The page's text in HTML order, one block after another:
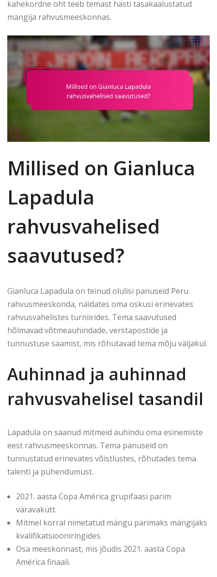
kahekordne oht teeb temast hästi tasakaalustatud
mängija rahvusmeeskonnas.
Millised on Gianluca
Lapadula
rahvusvahelised
saavutused?
Gianluca Lapadula on teinud olulisi panuseid Peru
rahvusmeeskonda, näidates oma oskusi erinevates
rahvusvahelistes turniirides. Tema saavutused
hõlmavad võtmeauhindade, verstapostide ja
tunnustuse saamist, mis rõhutavad tema mõju väljakul.
Auhinnad ja auhinnad
rahvusvahelisel tasandil
Lapadula on saanud mitmeid auhindu oma esinemiste
eest rahvusmeeskonnas. Tema panuseid on
tunnustatud erinevates võistlustes, rõhutades tema
talenti ja pühendumust.
2021. aasta Copa América grupifaasi parim
väravakütt.
Mitmel korral nimetatud mängu parimaks mängijaks
kvalifikatsiooniringides.
Osa meeskonnast, mis jõudis 2021. aasta Copa
América finaali.